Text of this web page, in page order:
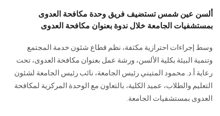
ألسن عين شمس تستضيف فريق وحدة مكافحة العدوى
بمستشفيات الجامعة خلال ندوة بعنوان مكافحة العدوى
وسط إجراءات احترازية مكثفة، نظم قطاع شئون خدمة المجتمع
وتنمية البيئة بكلية الألسن، ورشة عمل بعنوان مكافحة العدوى، تحت
رعاية أ.د. محمود المتيني رئيس الجامعة، نائب رئيس الجامعة لشئون
التعليم والطلاب، عميد الكلية، بالتعاون مع الوحدة المركزية لمكافحة
العدوى بمستشفيات الجامعة.